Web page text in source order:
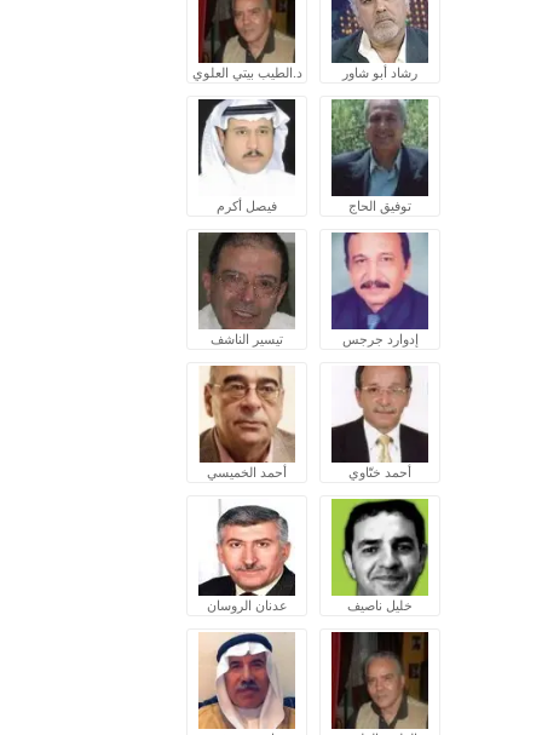
رشاد أبو شاور د.الطيب بيتي العلوي
توفيق الحاج فيصل أكرم
إدوارد جرجس تيسير الناشف
أحمد ختّاوي أحمد الخميسي
خليل ناصيف عدنان الروسان